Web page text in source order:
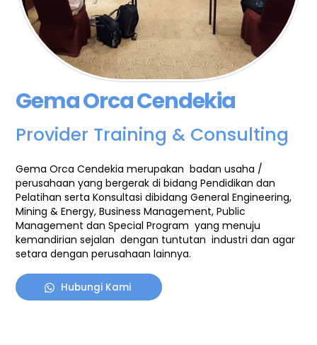
Gema Orca Cendekia
Provider Training & Consulting
Gema Orca Cendekia merupakan badan usaha /
perusahaan yang bergerak di bidang Pendidikan dan
Pelatihan serta Konsultasidibidang General Engineering,
Mining & Energy, Business Management, Public
Management dan Special Program yang menuju
kemandirian sejalan dengan tuntutan industri dan agar
setara dengan perusahaan lainnya.
Hubungi Kami